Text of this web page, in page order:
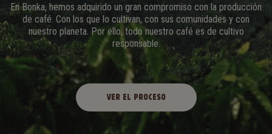
En Bonka, hemos adquirido un gran compromiso con la producción
de café. Con los que lo cultivan, con sus comunidades y con
nuestro planeta. Por ello, todo nuestro café es de cultivo
responsable.
VER EL PROCESO